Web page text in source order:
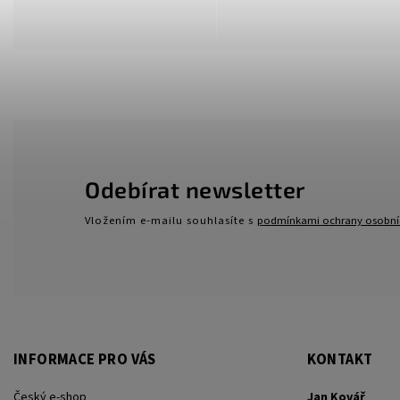
INFORMACE PRO VÁS KONTAKT
Odebírat newsletter
Vložením e-mailu souhlasíte s podmínkami ochrany